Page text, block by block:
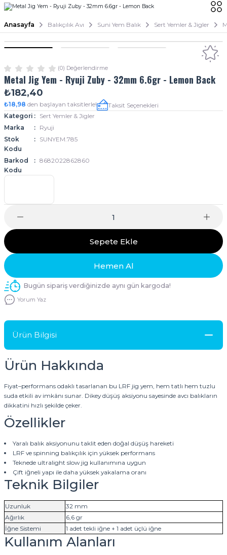
Anasayfa Balıkçılık Avı Suni Yem Balık Sert Yemler & Jigler
(0) Değerlendirme
Metal Jig Yem - Ryuji Zuby - 32mm 6.6gr - Lemon Back
₺182,40
₺18,98 den başlayan taksitlerle!
Taksit Seçenekleri
Kategori
Sert Yemler & Jigler
Marka
Ryuji
Stok
Kodu
SUNYEM.785
Barkod
Kodu
8682022862860
Sepete Ekle
Hemen Al
Bugün sipariş verdiğinizde aynı gün kargoda!
Yorum Yaz
Ürün Bilgisi
Ürün Hakkında
Fiyat–performans odaklı tasarlanan bu LRF jig yem, hem tatlı hem tuzlu
suda etkili av imkânı sunar. Dikey düşüş aksiyonu sayesinde avcı balıkların
dikkatini hızlı şekilde çeker.
Özellikler
Yaralı balık aksiyonunu taklit eden doğal düşüş hareketi
LRF ve spinning balıkçılık için yüksek performans
Teknede ultralight slow jig kullanımına uygun
Çift iğneli yapı ile daha yüksek yakalama oranı
Teknik Bilgiler
Uzunluk
32 mm
Ağırlık
6,6 gr
İğne Sistemi
1 adet tekli iğne + 1 adet üçlü iğne
Kullanım Alanları